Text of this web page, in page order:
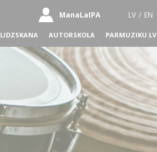
ManaLaIPA LV / EN
LIDZSKANA AUTORSKOLA PARMUZIKU.LV